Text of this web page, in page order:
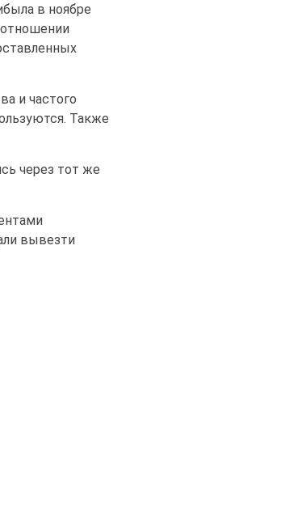
в ноябре
и частого
Также
через тот же
вывезти